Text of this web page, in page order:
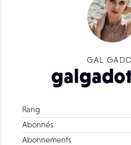
GAL
Rang
Abonnés
Abonnements